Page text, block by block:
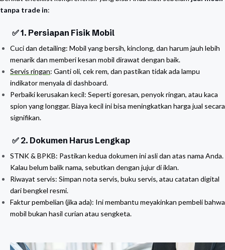
tanpa trade in:
✅ 1. Persiapan Fisik Mobil
Cuci dan detailing: Mobil yang bersih, kinclong, dan harum jauh lebih
menarik dan memberi kesan mobil dirawat dengan baik.
Servis ringan: Ganti oli, cek rem, dan pastikan tidak ada lampu
indikator menyala di dashboard.
Perbaiki kerusakan kecil: Seperti goresan, penyok ringan, atau kaca
spion yang longgar. Biaya kecil ini bisa meningkatkan harga jual secara
signifikan.
✅ 2. Dokumen Harus Lengkap
STNK & BPKB: Pastikan kedua dokumen ini asli dan atas nama Anda.
Kalau belum balik nama, sebutkan dengan jujur di iklan.
Riwayat servis: Simpan nota servis, buku servis, atau catatan digital
dari bengkel resmi.
Faktur pembelian (jika ada): Ini membantu meyakinkan pembeli bahwa
mobil bukan hasil curian atau sengketa.